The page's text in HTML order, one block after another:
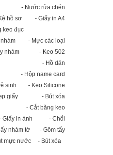
- Nước rửa chén
hồ sơ
- Giấy in A4
keo đục
- Mực các loại
nhám
- Keo 502
- Hồ dán
- Hộp name card
sinh
- Keo Silicone
giấy
- Bút xóa
- Cắt băng keo
Giấy in ảnh
- Chổi
nhám tờ
- Gôm tẩy
mực nước - Bút xóa